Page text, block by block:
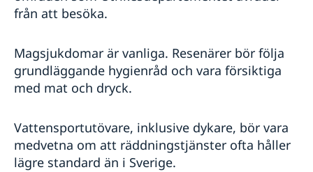
från att besöka.
Magsjukdomar är vanliga. Resenärer bör följa
grundläggande hygienråd och vara försiktiga
med mat och dryck.
Vattensportutövare, inklusive dykare, bör vara
medvetna om att räddningstjänster ofta håller
lägre standard än i Sverige.